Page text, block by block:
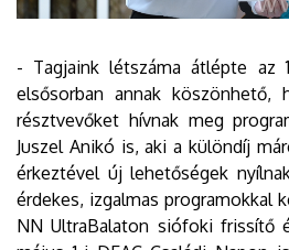
- Tagjaink létszáma átlépte az
elsősorban annak
résztvevőket hívnak meg
Juszel Anikó is, aki a különdíj
érkeztével új lehetőségek
érdekes, izgalmas programokkal
NN UltraBalaton siófoki frissítő